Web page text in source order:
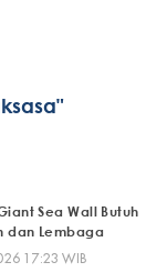
Sea Wall Butuh
dan Lembaga
17:23 WIB